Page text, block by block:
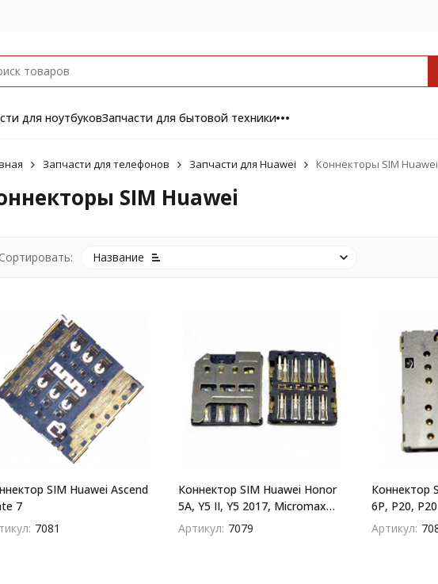
для ноутбуковЗапчасти для бытовой техники
Запчасти для телефонов Запчасти для Huawei Коннекторы SIM Huawei
SIM Huawei
Сортировать: Название
SIM Huawei Ascend
7
7081
Коннектор SIM Huawei Honor
5A, Y5 II, Y5 2017, Micromax
Q398
Артикул: 7079
Коннектор
6P, P20,
Артикул: